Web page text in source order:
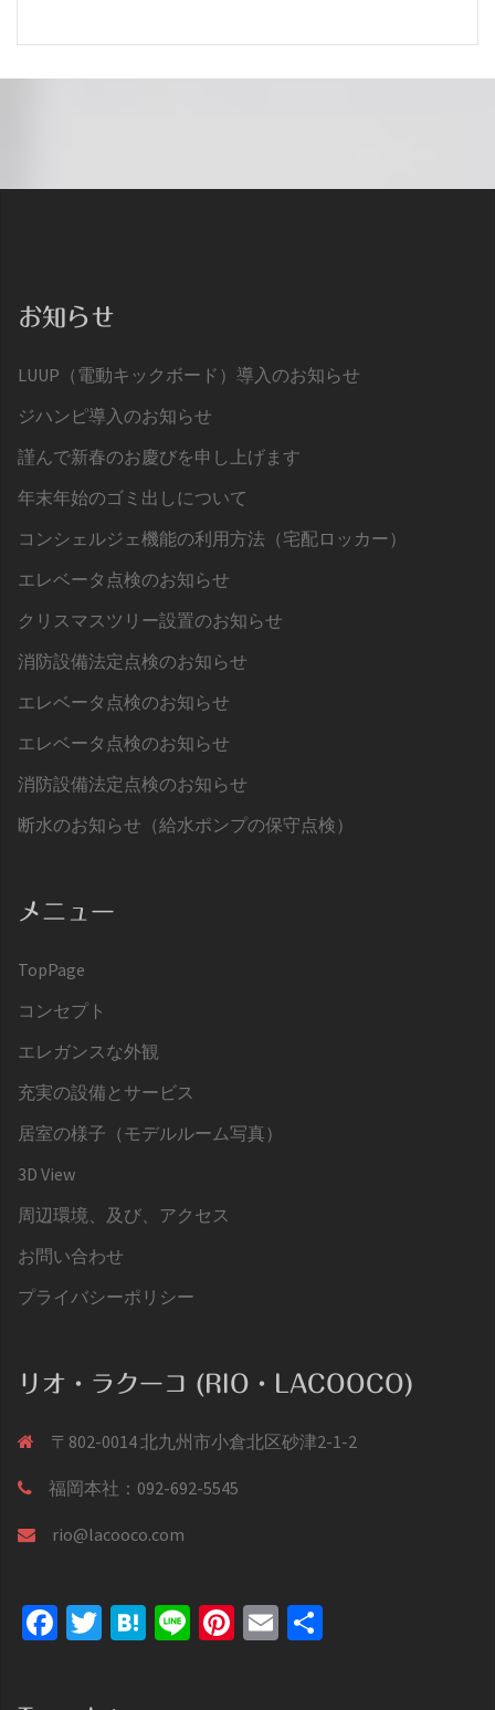
お知らせ
LUUP（電動キックボード）導入のお知らせ
ジハンピ導入のお知らせ
謹んで新春のお慶びを申し上げます
年末年始のゴミ出しについて
コンシェルジェ機能の利用方法（宅配ロッカー）
エレベータ点検のお知らせ
クリスマスツリー設置のお知らせ
消防設備法定点検のお知らせ
エレベータ点検のお知らせ
エレベータ点検のお知らせ
消防設備法定点検のお知らせ
断水のお知らせ（給水ポンプの保守点検）
メニュー
TopPage
コンセプト
エレガンスな外観
充実の設備とサービス
居室の様子（モデルルーム写真）
3D View
周辺環境、及び、アクセス
お問い合わせ
プライバシーポリシー
リオ・ラクーコ (RIO・LACOOCO)
〒802-0014 北九州市小倉北区砂津2-1-2
福岡本社：092-692-5545
rio@lacooco.com
Facebook
Twitter
Hatena
LinePinterest
Email